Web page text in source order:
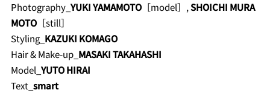
Photography_ YUKI YAMAMOTO［model］,SHOICHI MURA
MOTO［still］
Styling_ KAZUKI KOMAGO
Hair & Make-up_ MASAKI TAKAHASHI
Model_ YUTO HIRAI
Text_ smart